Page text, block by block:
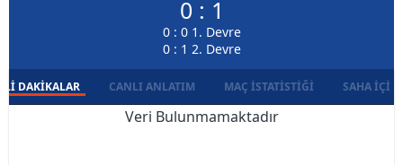
0 : 1
0 : 0 1. Devre
0 : 1 2. Devre
DAKIKALAR CANLI ANLATIM MAÇ İSTATISTIĞI SAHA İÇI
Veri Bulunmamaktadır